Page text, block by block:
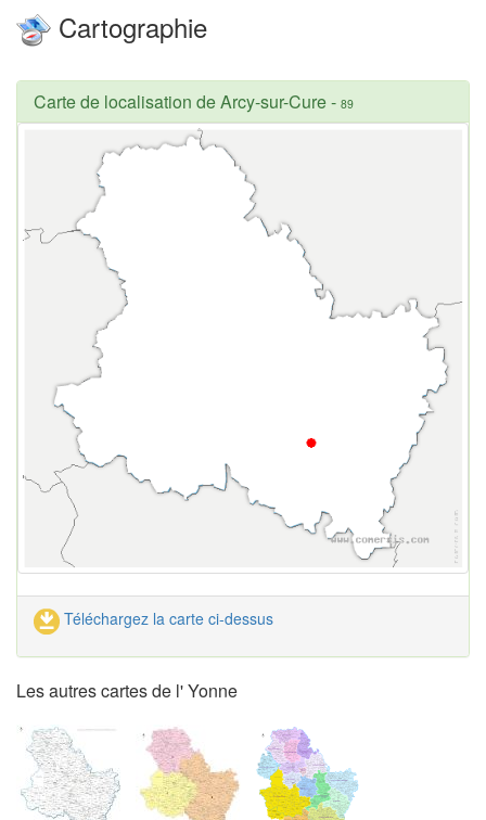
Cartographie
Carte de localisation de Arcy-sur-Cure- 89
Téléchargez la carte ci-dessus
Les autres cartes de l' Yonne